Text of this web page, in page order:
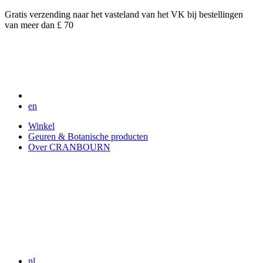
Gratis verzending naar het vasteland van het VK bij bestellingen
van meer dan £ 70
en
Winkel
Geuren & Botanische producten
Over CRANBOURN
nl